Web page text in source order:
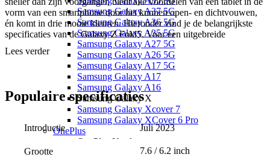
Samsung Galaxy A37 5G
Samsung Galaxy A36 5G
Samsung Galaxy A35 5G
Samsung Galaxy A27 5G
Samsung Galaxy A26 5G
Samsung Galaxy A17 5G
Samsung Galaxy A17
Samsung Galaxy A16
Samsung Galaxy X
Samsung Galaxy Xcover 7
Samsung Galaxy XCover 6 Pro
OnePlus
OnePlus Nord
vorm van een smartphone door het kunnen open- en dichtvouwen,
én komt in drie mooie kleuren. Hieronder vind je de belangrijkste
specificaties van de Galaxy Z Fold5. Voor een uitgebreide
omschrijving moet je wat verder naar beneden scrollen.
2 schermen: 6.2 inch en 7.6 inch
Naadloos en strak design
Eenvoudig multitasken in Flex Mode
Schrijven, bedienen en tekenen met de S-Pen (los verkrijgbaar)
Goede kwaliteit camera's
Opslagcapaciteit 256 GB of 512 GB
Verkrijgbaar in zwart, beige en lichtblauw
Lees verder
Populairespecificaties
Introductie Juli 2023
Grootte 7.6 / 6.2 inch